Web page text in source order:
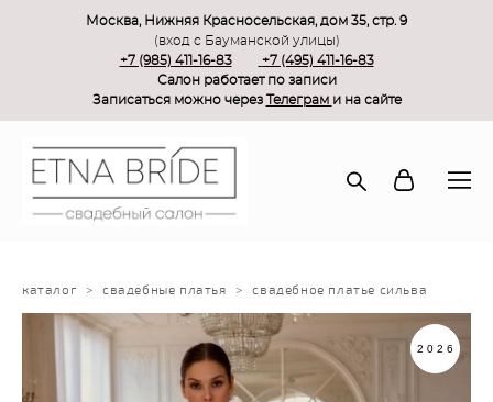
Москва, Нижняя Красносельская, дом 35, стр. 9
(вход с Бауманской улицы)
+7 (985) 411-16-83
+7 (495) 411-16-83
Салон работает по записи
Записаться можно через Телеграм и на сайте
каталог > свадебные платья > свадебное платье сильва
2026